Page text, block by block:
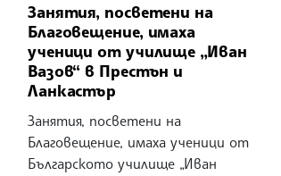
Занятия, посветени на
Благовещение, имаха
ученици от училище „Иван
Вазов“ в Престън и
Ланкастър
Занятия, посветени на
Благовещение, имаха ученици от
Българското училище „Иван